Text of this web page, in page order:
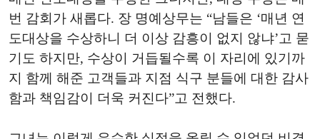
번 감회가 새롭다. 장 명예상무는 “남들은 ‘매년 연
도대상을 수상하니 더 이상 감흥이 없지 않냐’고 묻
기도 하지만, 수상이 거듭될수록 이 자리에 있기까
지 함께 해준 고객들과 지점 식구 분들에 대한 감사
함과 책임감이 더욱 커진다”고 전했다.